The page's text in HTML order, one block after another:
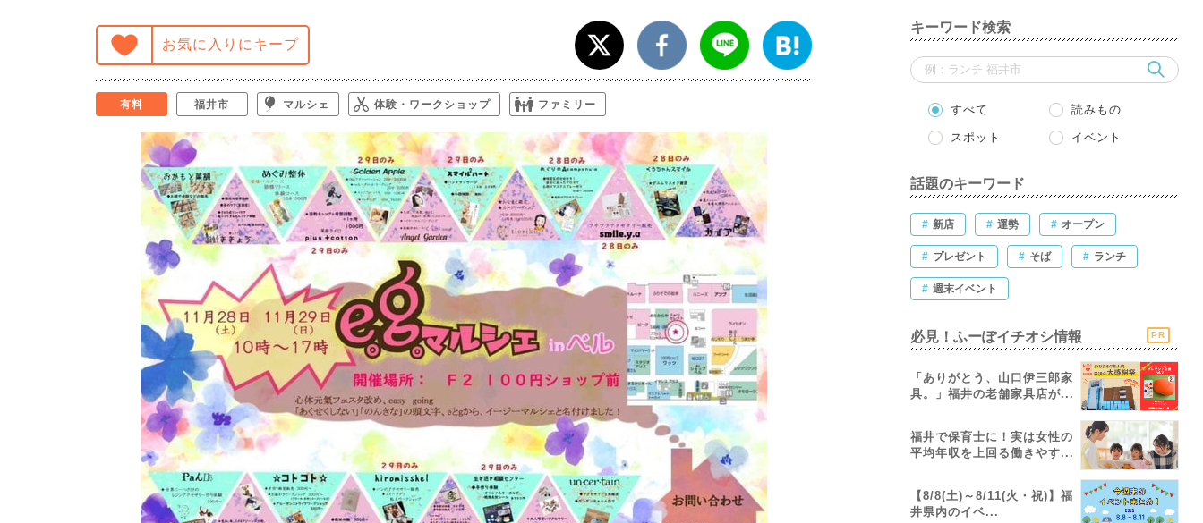
お気に入りにキープ
有料 福井市 マルシェ 体験・ワークショップ ファミリー
キーワード検索
すべて 読みもの
スポット イベント
話題のキーワード
# 新店 # 運勢 # オープン
# プレゼント # そば # ランチ
# 週末イベント
必見！ふーぽイチオシ情報 PR
「ありがとう、山口伊三郎家
具。」福井の老舗家具店が...
福井で保育士に！実は女性の
平均年収を上回る働きやす...
【8/8(土)～8/11(火・祝)】福
井県内のイベ...